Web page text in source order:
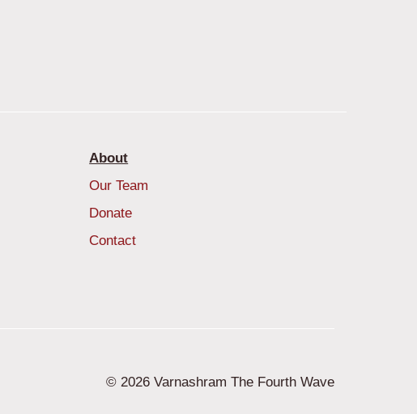
About
Our Team
Donate
Contact
© 2026 Varnashram The Fourth Wave